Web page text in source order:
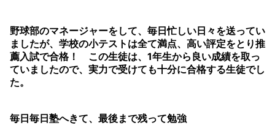
野球部のマネージャーをして、毎日忙しい日々を送ってい
ましたが、学校の小テストは全て満点、高い評定をとり推
薦入試で合格！ この生徒は、1年生から良い成績を取っ
ていましたので、実力で受けても十分に合格する生徒でし
た。
毎日毎日塾へきて、最後まで残って勉強